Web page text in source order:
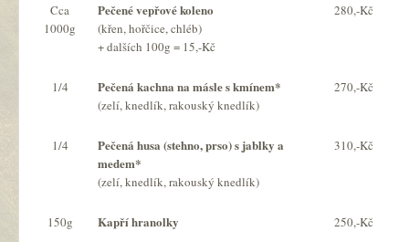
Cca
1000g
Pečené vepřové koleno
(křen, hořčice, chléb)
+ dalších 100g = 15,-Kč
280,-Kč
1/4 Pečená kachna na másle s kmínem*
(zelí, knedlík, rakouský knedlík)
270,-Kč
1/4
Pečená husa (stehno, prso) s jablky a
medem*
(zelí, knedlík, rakouský knedlík)
310,-Kč
150g Kapří hranolky 250,-Kč